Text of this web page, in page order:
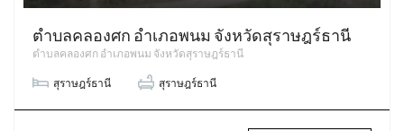
ตำบลคลองศก อำเภอพนม จังหวัดสุราษฎร์ธานี
ตำบลคลองศก อำเภอพนม จังหวัดสุราษฎร์ธานี
สุราษฎร์ธานี สุราษฎร์ธานี